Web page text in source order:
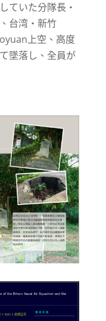
ていた分隊長・
台湾・新竹
上空、高度
墜落し、全員が